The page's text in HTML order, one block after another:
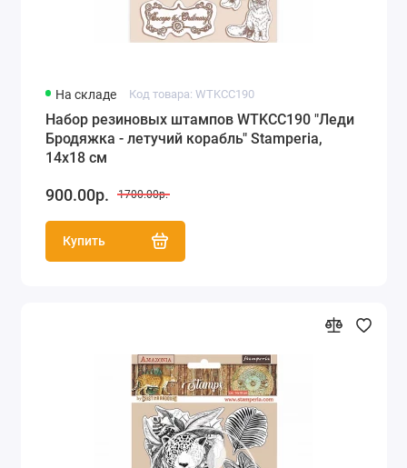
На складе Код товара: WTKCC190
Набор резиновых штампов WTKCC190 "Леди
Бродяжка - летучий корабль" Stamperia,
14х18 см
900.00р. 1700.00р.
Купить